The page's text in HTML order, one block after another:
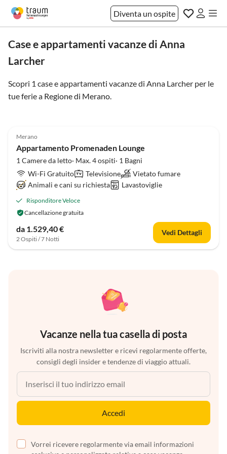
Diventa un ospite
Case e appartamenti vacanze di Anna
Larcher
Scopri 1 case e appartamenti vacanze di Anna Larcher per le
tue ferie a Regione di Merano.
Merano
Appartamento Promenaden Lounge
1 Camere da letto· Max. 4 ospiti· 1 Bagni
Wi-Fi Gratuito
Televisione
Vietato fumare
Animali e cani su richiesta
Lavastoviglie
Risponditore Veloce
Cancellazione gratuita
da 1.529,40 €
2 Ospiti / 7 Notti
Vedi Dettagli
Vacanze nella tua casella di posta
Iscriviti alla nostra newsletter e ricevi regolarmente offerte,
consigli degli insider e tendenze di viaggio attuali.
Accedi
Vorrei ricevere regolarmente via email informazioni